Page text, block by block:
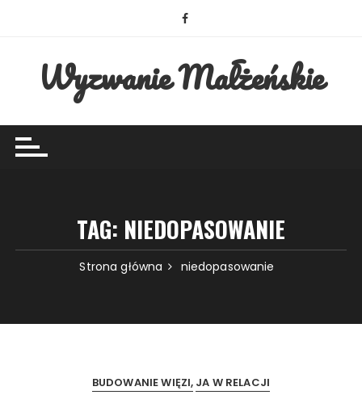
Wyzwanie Małżeńskie
TAG: NIEDOPASOWANIE
Strona główna niedopasowanie
BUDOWANIE WIĘZI JA W RELACJI